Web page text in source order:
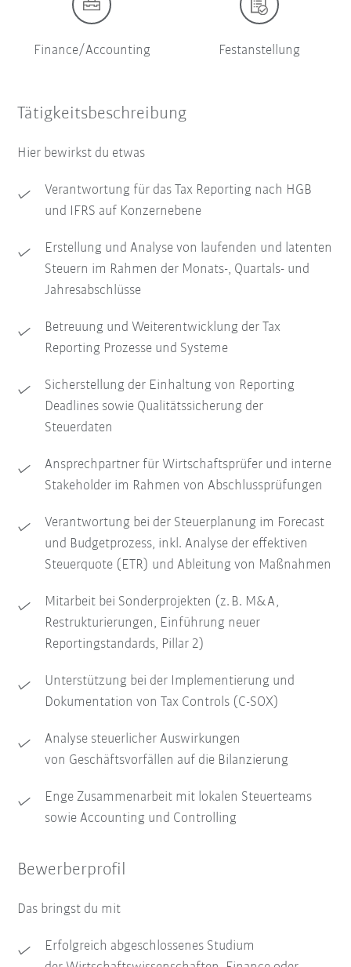
Finance/Accounting Festanstellung
Tätigkeitsbeschreibung
Hier bewirkst du etwas
Verantwortung für das Tax Reporting nach HGB
und IFRS auf Konzernebene
Erstellung und Analyse von laufenden und latenten
Steuern im Rahmen der Monats-, Quartals- und
Jahresabschlüsse
Betreuung und Weiterentwicklung der Tax
Reporting Prozesse und Systeme
Sicherstellung der Einhaltung von Reporting
Deadlines sowie Qualitätssicherung der
Steuerdaten
Ansprechpartner für Wirtschaftsprüfer und interne
Stakeholder im Rahmen von Abschlussprüfungen
Verantwortung bei der Steuerplanung im Forecast
und Budgetprozess, inkl. Analyse der effektiven
Steuerquote (ETR) und Ableitung von Maßnahmen
Mitarbeit bei Sonderprojekten (z. B. M&A,
Restrukturierungen, Einführung neuer
Reportingstandards, Pillar 2)
Unterstützung bei der Implementierung und
Dokumentation von Tax Controls (C-SOX)
Analyse steuerlicher Auswirkungen
von Geschäftsvorfällen auf die Bilanzierung
Enge Zusammenarbeit mit lokalen Steuerteams
sowie Accounting und Controlling
Bewerberprofil
Das bringst du mit
Erfolgreich abgeschlossenes Studium